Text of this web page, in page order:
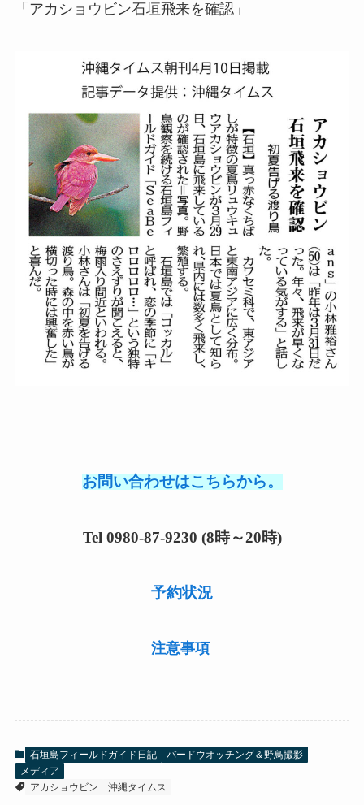
「アカショウビン石垣飛来を確認」
お問い合わせはこちらから。
Tel 0980-87-9230 (8時～20時)
予約状況
注意事項
石垣島フィールドガイド日記
バードウオッチング＆野鳥撮影
メディア
アカショウビン
沖縄タイムス